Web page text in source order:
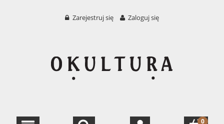
Zarejestruj się Zaloguj się